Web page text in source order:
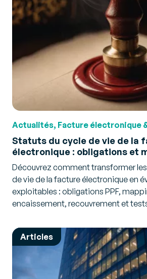
Actualités, Facture électronique
Statuts du cycle de vie de la
électronique : obligations et
Découvrez comment transformer
de vie de la facture électronique en
exploitables : obligations PPF,
encaissement, recouvrement et
Articles